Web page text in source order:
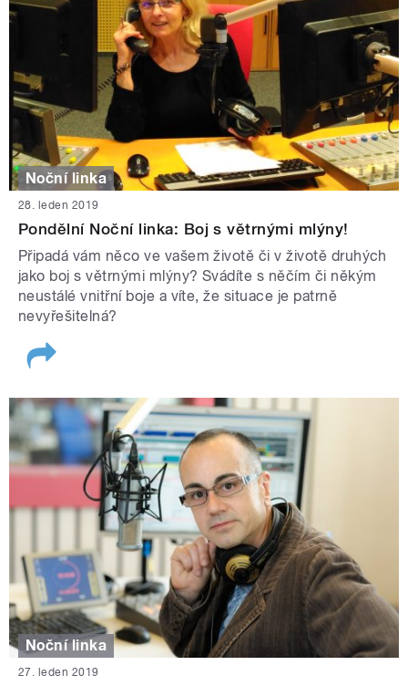
Noční linka
28. leden 2019
Pondělní Noční linka: Boj s větrnými mlýny!
Připadá vám něco ve vašem životě či v životě druhých
jako boj s větrnými mlýny? Svádíte s něčím či někým
neustálé vnitřní boje a víte, že situace je patrně
nevyřešitelná?
Noční linka
27. leden 2019